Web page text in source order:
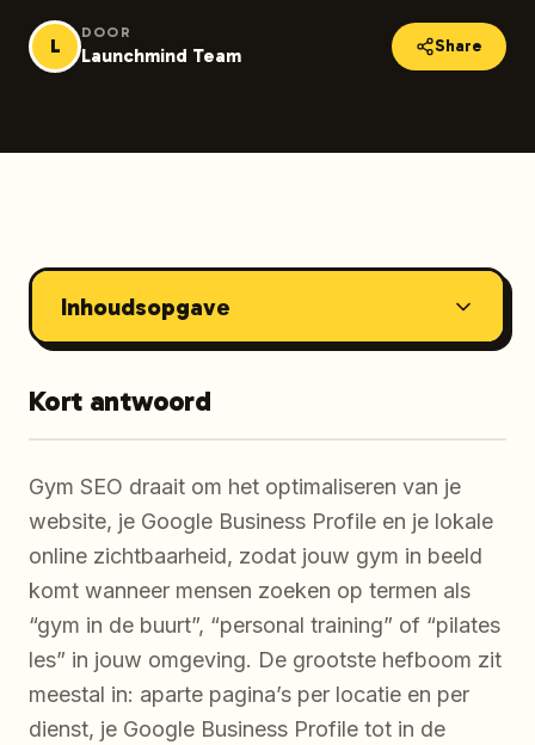
L
DOOR
Launchmind Team Share
Inhoudsopgave
Kort antwoord
Gym SEO draait om het optimaliseren van je
website, je Google Business Profile en je lokale
online zichtbaarheid, zodat jouw gym in beeld
komt wanneer mensen zoeken op termen als
“gym in de buurt”, “personal training” of “pilates
les” in jouw omgeving. De grootste hefboom zit
meestal in: aparte pagina’s per locatie en per
dienst, je Google Business Profile tot in de